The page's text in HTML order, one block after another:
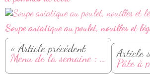
Soupe asiatique au poulet, nouilles et
« Article précédent
Menu de la semaine : Du 16 au 22 mars Article